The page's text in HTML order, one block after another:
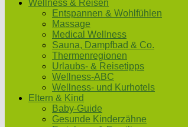
Wellness & Reisen
Entspannen & Wohlfühlen
Massage
Medical Wellness
Sauna, Dampfbad & Co.
Thermenregionen
Urlaubs- & Reisetipps
Wellness-ABC
Wellness- und Kurhotels
Eltern & Kind
Baby-Guide
Gesunde Kinderzähne